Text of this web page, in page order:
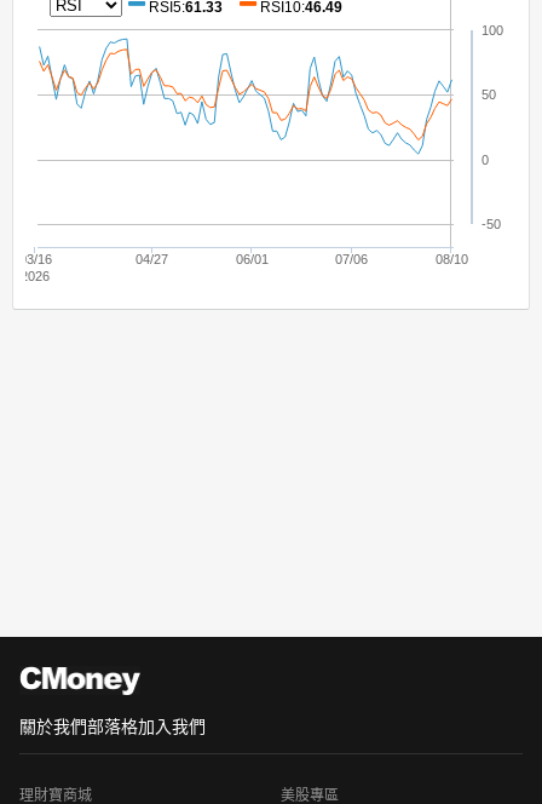
04/27 06/01 07/06 08/10
03/16
2026
-50
0
50
100
RSI5:61.33 RSI10:46.49
關於我們部落格加入我們
理財寶商城 美股專區